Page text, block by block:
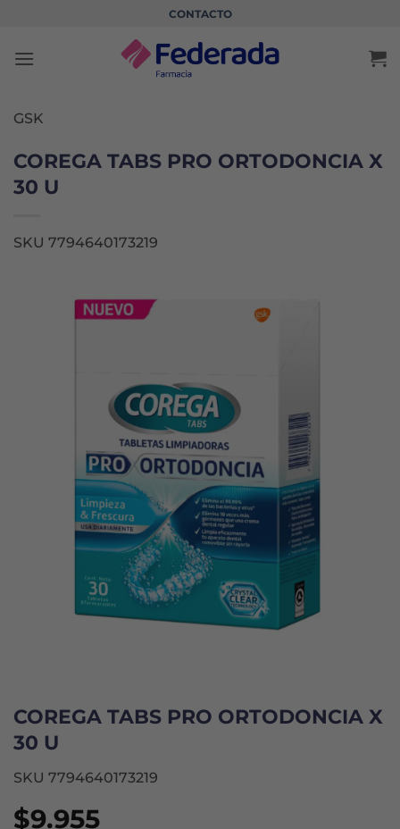
contenido
CONTACTO
GSK
COREGA TABS PRO ORTODONCIA X
30 U
SKU 7794640173219
COREGA TABS PRO ORTODONCIA X
30 U
SKU 7794640173219
$9.955